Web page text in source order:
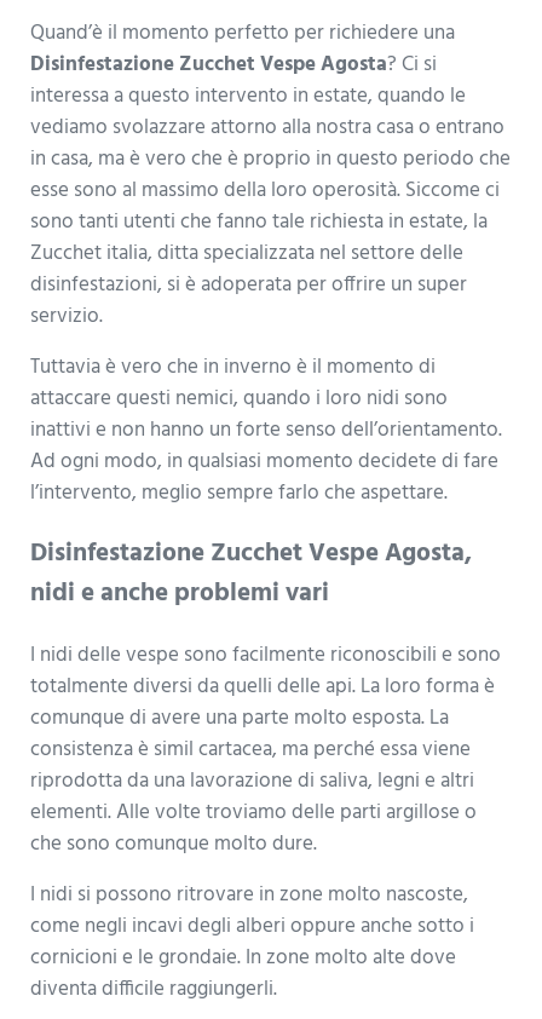
Quand’è il momento perfetto per richiedere una
Disinfestazione Zucchet Vespe Agosta? Ci si
interessa a questo intervento in estate, quando le
vediamo svolazzare attorno alla nostra casa o entrano
in casa, ma è vero che è proprio in questo periodo che
esse sono al massimo della loro operosità. Siccome ci
sono tanti utenti che fanno tale richiesta in estate, la
Zucchet italia, ditta specializzata nel settore delle
disinfestazioni, si è adoperata per offrire un super
servizio.
Tuttavia è vero che in inverno è il momento di
attaccare questi nemici, quando i loro nidi sono
inattivi e non hanno un forte senso dell’orientamento.
Ad ogni modo, in qualsiasi momento decidete di fare
l’intervento, meglio sempre farlo che aspettare.
Disinfestazione Zucchet Vespe Agosta,
nidi e anche problemi vari
I nidi delle vespe sono facilmente riconoscibili e sono
totalmente diversi da quelli delle api. La loro forma è
comunque di avere una parte molto esposta. La
consistenza è simil cartacea, ma perché essa viene
riprodotta da una lavorazione di saliva, legni e altri
elementi. Alle volte troviamo delle parti argillose o
che sono comunque molto dure.
I nidi si possono ritrovare in zone molto nascoste,
come negli incavi degli alberi oppure anche sotto i
cornicioni e le grondaie. In zone molto alte dove
diventa difficile raggiungerli.